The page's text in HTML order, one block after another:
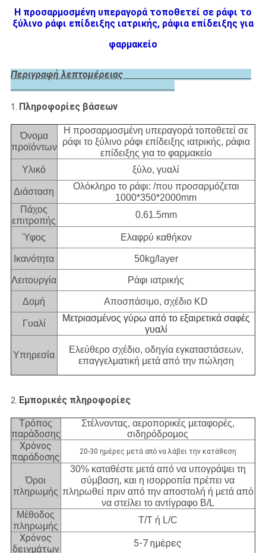
Η προσαρμοσμένη υπεραγορά τοποθετεί σε ράφι το
ξύλινο ράφι επίδειξης ιατρικής, ράφια επίδειξης για
φαρμακείο
Περιγραφή λεπτομέρειας
1. Πληροφορίες βάσεων
Όνομα
προϊόντων
Η προσαρμοσμένη υπεραγορά τοποθετεί σε
ράφι το ξύλινο ράφι επίδειξης ιατρικής, ράφια
επίδειξης για το φαρμακείο
Υλικό
ξύλο, γυαλί
Διάσταση
Ολόκληρο το ράφι: /που προσαρμόζεται
1000*350*2000mm
Πάχος
επιτροπής
0.61.5mm
Ύφος Ελαφρύ καθήκον
Ικανότητα 50kg/layer
Λειτουργία Ράφι ιατρικής
Δομή Αποσπάσιμο, σχέδιο KD
Γυαλί
Μετριασμένος γύρω από το εξαιρετικά σαφές
γυαλί
Υπηρεσία
Ελεύθερο σχέδιο, οδηγία εγκαταστάσεων,
επαγγελματική μετά από την πώληση
2. Εμπορικές πληροφορίες
Τρόπος
παράδοσης
Στέλνοντας, αεροπορικές μεταφορές,
σιδηρόδρομος
Χρόνος
παράδοσης
20-30 ημέρες μετά από να λάβει την κατάθεση
Όροι
πληρωμής
30% καταθέστε μετά από να υπογράψει τη
σύμβαση, και η ισορροπία πρέπει να
πληρωθεί πριν από την αποστολή ή μετά από
να στείλει το αντίγραφο B/L
Μέθοδος
πληρωμής
T/T ή L/C
Χρόνος
δειγμάτων
5-7 ημέρες